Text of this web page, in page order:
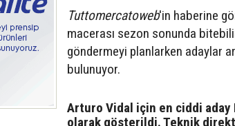
Tuttomercatoweb'in haberine
macerası sezon sonunda
göndermeyi planlarken adaylar
bulunuyor.
Arturo Vidal için en ciddi aday
olarak gösterildi. Teknik